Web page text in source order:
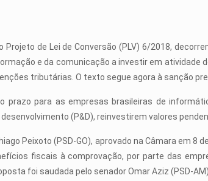
de Lei de Conversão (PLV) 6/2018,
e da comunicação a investir em atividade
tributárias. O texto segue agora à sanção
prazo para as empresas brasileiras de
(P&D), reinvestirem valores
Peixoto (PSD-GO), aprovado na Câmara em 8
fiscais à comprovação, por parte das
foi saudada pelo senador Omar Aziz (PSD-AM).